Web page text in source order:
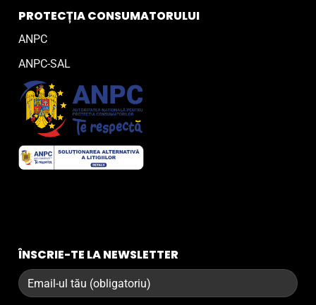
PROTECȚIA CONSUMATORULUI
ANPC
ANPC-SAL
ÎNSCRIE-TE LA NEWSLETTER